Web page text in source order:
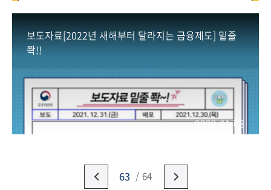
보도자료[2022년 새해부터 달라지는 금융제도] 밑줄
쫙!!
2022-01-03
63 64